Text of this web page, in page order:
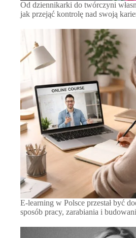
Od dziennikarki do twórczyni
jak przejąć kontrolę nad swoją
E-learning w Polsce przestał być
sposób pracy, zarabiania i